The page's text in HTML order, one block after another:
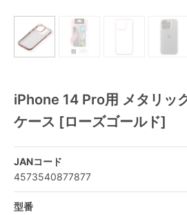
iPhone 14 Pro用 メタリッ
ケース [ローズゴールド]
JANコード
4573540877877
型番